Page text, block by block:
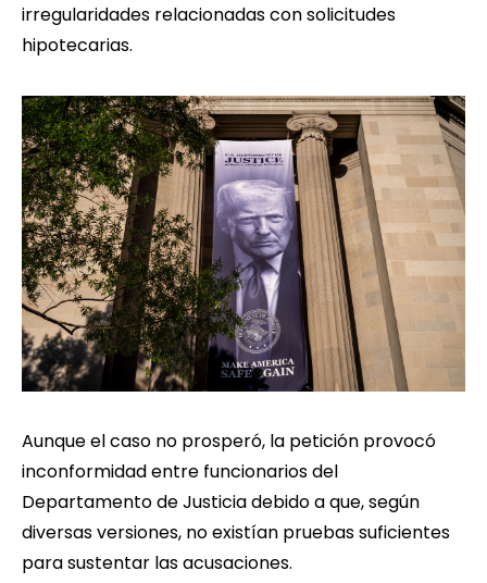
irregularidades relacionadas con solicitudes
hipotecarias.
Aunque el caso no prosperó, la petición provocó
inconformidad entre funcionarios del
Departamento de Justicia debido a que, según
diversas versiones, no existían pruebas suficientes
para sustentar las acusaciones.